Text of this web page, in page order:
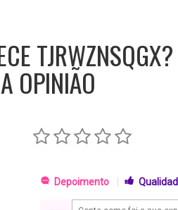
TJRWZNSQGX?
OPINIÃO
Depoimento |